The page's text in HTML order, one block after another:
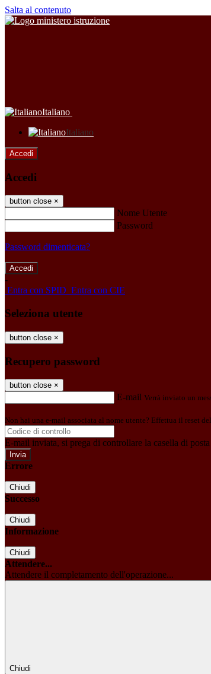
Salta al contenuto
Italiano
Italiano
Accedi
Accedi
button close ×
Nome Utente
Password
Password dimenticata?
-
Entra con SPID Entra con CIE
Seleziona utente
button close ×
Recupero password
button close ×
E-mail Verrà inviato un
Non hai una e-mail associata al nome utente? Effettua il reset
E-mail inviata, si prega di controllare la casella di
Errore
Chiudi
Successo
Chiudi
Informazione
Chiudi
Attendere...
Attendere il completamento dell'operazione...
Chiudi